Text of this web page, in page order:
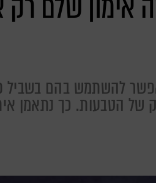
להשתמש בהם בשביל
של הטבעות. כך נתאמן